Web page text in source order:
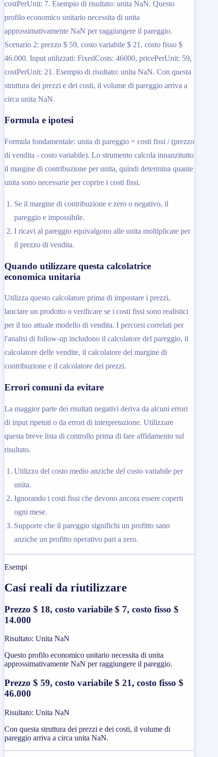
costPerUnit: 7. Esempio di risultato: unita NaN. Questo
profilo economico unitario necessita di unita
approssimativamente NaN per raggiungere il pareggio.
Scenario 2: prezzo $ 59, costo variabile $ 21, costo fisso $
46.000. Input utilizzati: FixedCosts: 46000, pricePerUnit: 59,
costPerUnit: 21. Esempio di risultato: unita NaN. Con questa
struttura dei prezzi e dei costi, il volume di pareggio arriva a
circa unita NaN.
Formula e ipotesi
Formula fondamentale: unita di pareggio = costi fissi / (prezzo
di vendita - costo variabile). Lo strumento calcola innanzitutto
il margine di contribuzione per unita, quindi determina quante
unita sono necessarie per coprire i costi fissi.
Se il margine di contribuzione e zero o negativo, il
pareggio e impossibile.
I ricavi al pareggio equivalgono alle unita moltiplicate per
il prezzo di vendita.
Quando utilizzare questa calcolatrice
economica unitaria
Utilizza questo calcolatore prima di impostare i prezzi,
lanciare un prodotto o verificare se i costi fissi sono realistici
per il tuo attuale modello di vendita. I percorsi correlati per
l'analisi di follow-up includono il calcolatore del pareggio, il
calcolatore delle vendite, il calcolatore del margine di
contribuzione e il calcolatore dei prezzi.
Errori comuni da evitare
La maggior parte dei risultati negativi deriva da alcuni errori
di input ripetuti o da errori di interpretazione. Utilizzare
questa breve lista di controllo prima di fare affidamento sul
risultato.
Utilizzo del costo medio anziche del costo variabile per
unita.
Ignorando i costi fissi che devono ancora essere coperti
ogni mese.
Supporre che il pareggio significhi un profitto sano
anziche un profitto operativo pari a zero.
Esempi
Casi reali da riutilizzare
Prezzo $ 18, costo variabile $ 7, costo fisso $
14.000
Risultato: Unita NaN
Questo profilo economico unitario necessita di unita
approssimativamente NaN per raggiungere il pareggio.
Prezzo $ 59, costo variabile $ 21, costo fisso $
46.000
Risultato: Unita NaN
Con questa struttura dei prezzi e dei costi, il volume di
pareggio arriva a circa unita NaN.